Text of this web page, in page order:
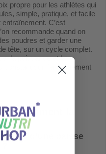
propre pour les athlètes qui
simple, pratique, et facile
C’est
recommande quand on
poudres et garder une
tête, sur un cycle complet.
la puissance et la
constant sur l’entraînement
: comment la
d’une baisse